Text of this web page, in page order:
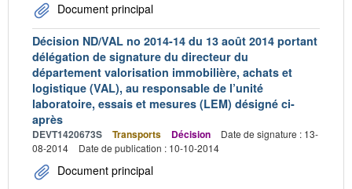
Document principal
Décision ND/VAL no 2014-14 du 13 août 2014 portant
délégation de signature du directeur du
département valorisation immobilière, achats et
logistique (VAL), au responsable de l’unité
laboratoire, essais et mesures (LEM) désigné ci-
après
DEVT1420673S Transports Décision
Date de signature : 13-
08-2014
Date de publication : 10-10-2014
Document principal